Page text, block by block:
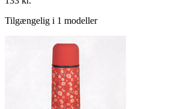
Tilgængelig i 1 modeller